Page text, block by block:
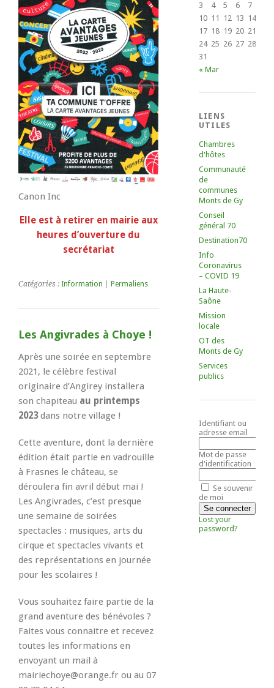
Canon Inc
Elle est à retirer en mairie aux
heures d’ouverture du
secrétariat
Catégories : Information Permaliens
Les Angivrades à Choye !
Après une soirée en septembre
2021, le célèbre festival
originaire d’Angirey installera
son chapiteau au printemps
2023dans notre village !
Cette aventure, dont la dernière
édition était partie en vadrouille
à Frasnes le château, se
déroulera fin avril début mai !
Les Angivrades, c’est presque
une semaine de soirées
spectacles : musiques, arts du
cirque et spectacles vivants et
des représentations en journée
pour les scolaires !
Vous souhaitez faire partie de la
grand aventure des bénévoles ?
Faites vous connaitre et recevez
toutes les informations en
envoyant un mail à
mairiechoye@orange.fr ou au 07
3
4 5 6 7
10 11 12 13 14
17 18 19 20 21
24 25 26 27 28
31
« Mar
LIENS
UTILES
Chambres
d'hôtes
Communauté
de
communes
Monts de Gy
Conseil
général 70
Destination70
Info
Coronavirus
– COVID 19
La Haute-
Saône
Mission
locale
OT des
Monts de Gy
Services
publics
Identifiant ou
adresse email
Mot de passe
d'identification
Se souvenir
de moi
Lost your
password?